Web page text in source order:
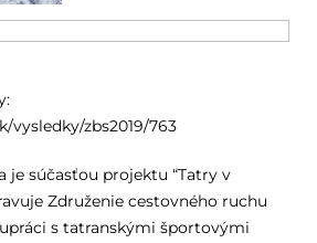
vysledky/zbs2019/763
je súčasťou projektu “Tatry v
Združenie cestovného ruchu
s tatranskými športovými